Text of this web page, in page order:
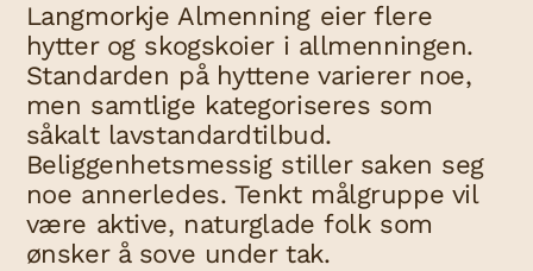
Langmorkje Almenning eier flere
hytter og skogskoier i allmenningen.
Standarden på hyttene varierer noe,
men samtlige kategoriseres som
såkalt lavstandardtilbud.
Beliggenhetsmessig stiller saken seg
noe annerledes. Tenkt målgruppe vil
være aktive, naturglade folk som
ønsker å sove under tak.